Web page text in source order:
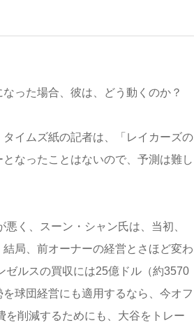
なった場合、彼は、どう動くのか？
イムズ紙の記者は、「レイカーズの
なったことはないので、予測は難し
く、スーン・シャン氏は、当初、
局、前オーナーの経営とさほど変わ
ルスの買収には25億ドル（約3570
球団経営にも適用するなら、今オフ
削減するためにも、大谷をトレー